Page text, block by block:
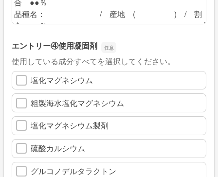
エントリー④使用凝固剤
使用している成分すべてを選択してください。
塩化マグネシウム
粗製海水塩化マグネシウム
塩化マグネシウム製剤
硫酸カルシウム
グルコノデルタラクトン